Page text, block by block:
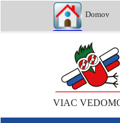
Domov
VIAC